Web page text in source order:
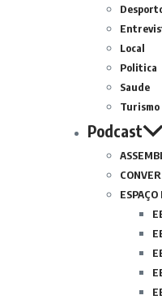
Local
Politica
Saude
Turismo
Podcast